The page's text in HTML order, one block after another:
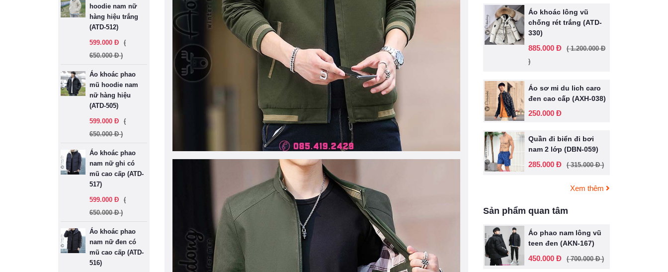
hoodie nam nữ
hàng hiệu trắng
(ATD-512)
599.000 Đ
(
650.000 Đ )
Áo khoác phao
mũ hoodie nam
nữ hàng hiệu
(ATD-505)
599.000 Đ
(
650.000 Đ )
Áo khoác phao
nam nữ ghi có
mũ cao cấp (ATD-
517)
599.000 Đ
(
650.000 Đ )
Áo khoác phao
nam nữ đen có
mũ cao cấp (ATD-
516)
Áo khoác lông vũ
chống rét trắng (ATD-
330)
885.000 Đ
( 1.200.000 Đ
)
Áo sơ mi du lich caro
đen cao cấp (AXH-038)
250.000 Đ
Quần đi biển đi bơi
nam 2 lớp (DBN-059)
285.000 Đ ( 315.000 Đ )
Xem thêm
Sản phẩm quan tâm
Áo phao nam lông vũ
teen đen (AKN-167)
450.000 Đ ( 700.000 Đ )